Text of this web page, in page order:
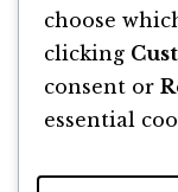
choose
clicking
consent or
essential